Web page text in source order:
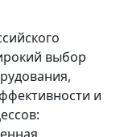
выбор
и